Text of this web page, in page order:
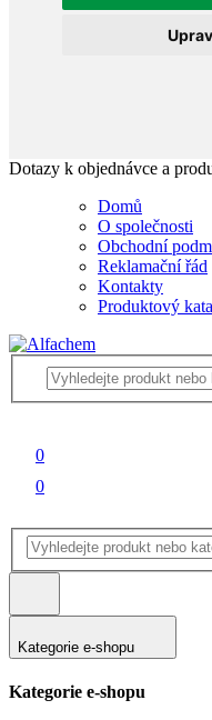
Dotazy k objednávce a
Domů
O společnosti
Obchodní
Reklamační řád
Kontakty
Produktový
0
0
Kategorie e-shopu
Kategorie e-shopu